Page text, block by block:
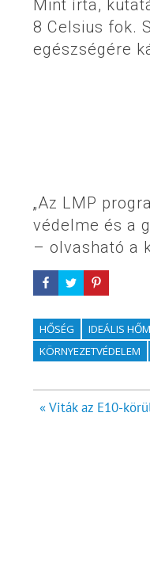
Mint írta,
8 Celsius fok.
egészségére
„Az LMP
védelme és a
– olvasható a
HŐSÉG IDEÁLIS
KÖRNYEZETVÉDELEM
Bejegyzés
« Viták az E10-